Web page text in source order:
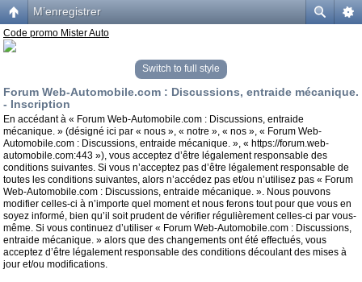
M’enregistrer
Code promo Mister Auto
Switch to full style
Forum Web-Automobile.com : Discussions, entraide mécanique.
- Inscription
En accédant à « Forum Web-Automobile.com : Discussions, entraide
mécanique. » (désigné ici par « nous », « notre », « nos », « Forum Web-
Automobile.com : Discussions, entraide mécanique. », « https://forum.web-
automobile.com:443 »), vous acceptez d’être légalement responsable des
conditions suivantes. Si vous n’acceptez pas d’être légalement responsable de
toutes les conditions suivantes, alors n’accédez pas et/ou n’utilisez pas « Forum
Web-Automobile.com : Discussions, entraide mécanique. ». Nous pouvons
modifier celles-ci à n’importe quel moment et nous ferons tout pour que vous en
soyez informé, bien qu’il soit prudent de vérifier régulièrement celles-ci par vous-
même. Si vous continuez d’utiliser « Forum Web-Automobile.com : Discussions,
entraide mécanique. » alors que des changements ont été effectués, vous
acceptez d’être légalement responsable des conditions découlant des mises à
jour et/ou modifications.